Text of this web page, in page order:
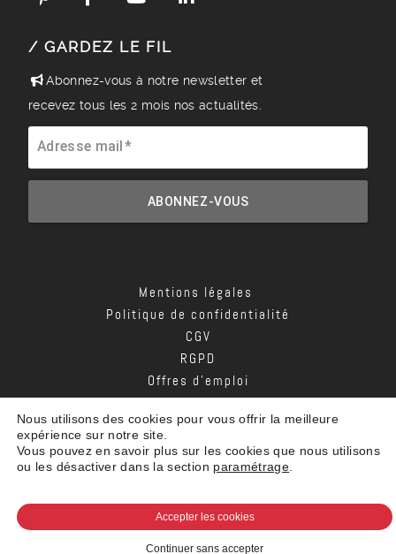
/ GARDEZ LE FIL
Abonnez-vous à notre newsletter et
recevez tous les 2 mois nos actualités.
Adresse mail
ABONNEZ-VOUS
Mentions légales
Politique de confidentialité
CGV
RGPD
Offres d’emploi
Nous utilisons des cookies pour vous offrir la meilleure
expérience sur notre site.
Vous pouvez en savoir plus sur les cookies que nous utilisons
ou les désactiver dans la section paramétrage
Accepter les cookies
Continuer sans accepter